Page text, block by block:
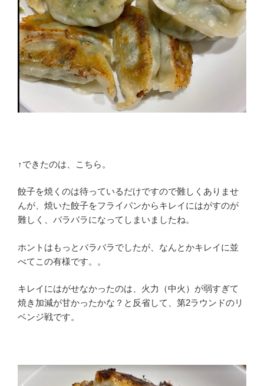
↑できたのは、こちら。
餃子を焼くのは待っているだけですので難しくありませ
んが、焼いた餃子をフライパンからキレイにはがすのが
難しく、バラバラになってしまいましたね。
ホントはもっとバラバラでしたが、なんとかキレイに並
べてこの有様です。。
キレイにはがせなかったのは、火力（中火）が弱すぎて
焼き加減が甘かったかな？と反省して、第2ラウンドのリ
ベンジ戦です。